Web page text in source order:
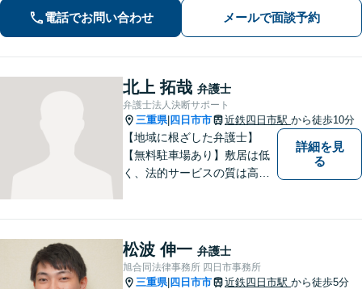
電話でお問い合わせ メールで面談予約
北上 拓哉 弁護士
弁護士法人決断サポート
三重県| 四日市市 近鉄四日市駅 から徒歩10分
【地域に根ざした弁護士】
【無料駐車場あり】敷居は低
く、法的サービスの質は高く
題／離婚問題／相続問題／企
業法務など、幅広く対応可
能。【明確な料金体系】どう
詳細を見
る
松波 伸一 弁護士
旭合同法律事務所 四日市事務所
三重県| 四日市市 近鉄四日市駅 から徒歩5分